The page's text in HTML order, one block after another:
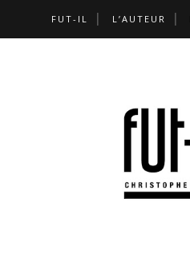
FUT-IL L’AUTEUR